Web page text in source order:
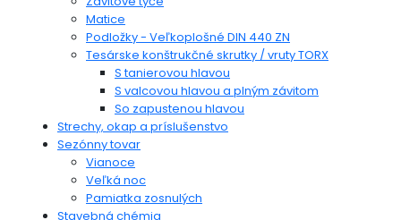
Matice
Podložky - Veľkoplošné DIN 440 ZN
Tesárske konštrukčné skrutky / vruty TORX
S tanierovou hlavou
S valcovou hlavou a plným závitom
So zapustenou hlavou
Strechy, okap a príslušenstvo
Sezónny tovar
Vianoce
Veľká noc
Pamiatka zosnulých
Stavebná chémia